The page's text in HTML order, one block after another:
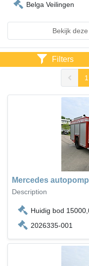
Belga Veilingen
Bekijk
Filters
1
Mercedes
Description
Huidig bod
2026335-001